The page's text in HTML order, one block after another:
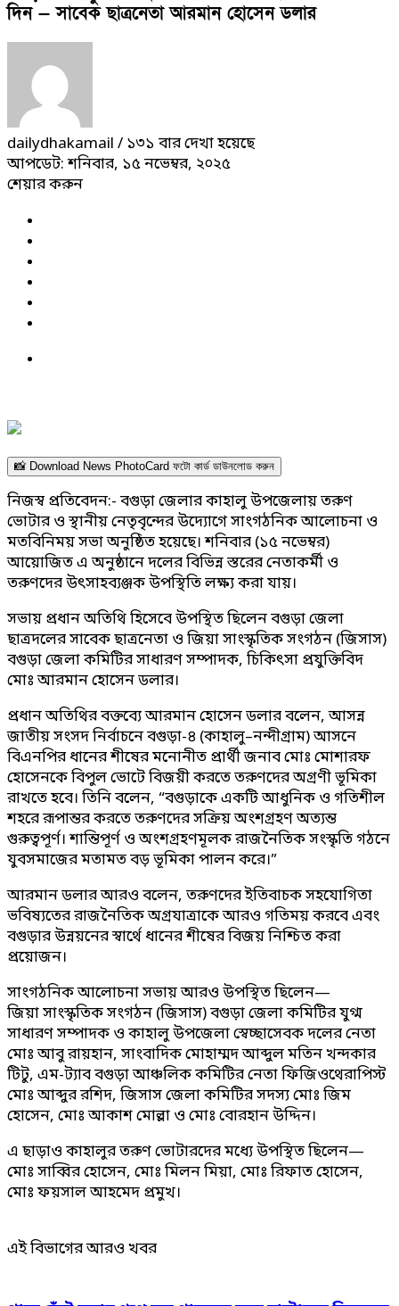
দিন — সাবেক ছাত্রনেতা আরমান হোসেন ডলার
dailydhakamail / ১৩১ বার দেখা হয়েছে
আপডেট: শনিবার, ১৫ নভেম্বর, ২০২৫
শেয়ার করুন
📸 Download News PhotoCard ফটো কার্ড ডাউনলোড করুন
নিজস্ব প্রতিবেদন:- বগুড়া জেলার কাহালু উপজেলায় তরুণ
ভোটার ও স্থানীয় নেতৃবৃন্দের উদ্যোগে সাংগঠনিক আলোচনা ও
মতবিনিময় সভা অনুষ্ঠিত হয়েছে। শনিবার (১৫ নভেম্বর)
আয়োজিত এ অনুষ্ঠানে দলের বিভিন্ন স্তরের নেতাকর্মী ও
তরুণদের উৎসাহব্যঞ্জক উপস্থিতি লক্ষ্য করা যায়।
সভায় প্রধান অতিথি হিসেবে উপস্থিত ছিলেন বগুড়া জেলা
ছাত্রদলের সাবেক ছাত্রনেতা ও জিয়া সাংস্কৃতিক সংগঠন (জিসাস)
বগুড়া জেলা কমিটির সাধারণ সম্পাদক, চিকিৎসা প্রযুক্তিবিদ
মোঃ আরমান হোসেন ডলার।
প্রধান অতিথির বক্তব্যে আরমান হোসেন ডলার বলেন, আসন্ন
জাতীয় সংসদ নির্বাচনে বগুড়া-৪ (কাহালু–নন্দীগ্রাম) আসনে
বিএনপির ধানের শীষের মনোনীত প্রার্থী জনাব মোঃ মোশারফ
হোসেনকে বিপুল ভোটে বিজয়ী করতে তরুণদের অগ্রণী ভূমিকা
রাখতে হবে। তিনি বলেন, “বগুড়াকে একটি আধুনিক ও গতিশীল
শহরে রূপান্তর করতে তরুণদের সক্রিয় অংশগ্রহণ অত্যন্ত
গুরুত্বপূর্ণ। শান্তিপূর্ণ ও অংশগ্রহণমূলক রাজনৈতিক সংস্কৃতি গঠনে
যুবসমাজের মতামত বড় ভূমিকা পালন করে।”
আরমান ডলার আরও বলেন, তরুণদের ইতিবাচক সহযোগিতা
ভবিষ্যতের রাজনৈতিক অগ্রযাত্রাকে আরও গতিময় করবে এবং
বগুড়ার উন্নয়নের স্বার্থে ধানের শীষের বিজয় নিশ্চিত করা
প্রয়োজন।
সাংগঠনিক আলোচনা সভায় আরও উপস্থিত ছিলেন—
জিয়া সাংস্কৃতিক সংগঠন (জিসাস) বগুড়া জেলা কমিটির যুগ্ম
সাধারণ সম্পাদক ও কাহালু উপজেলা স্বেচ্ছাসেবক দলের নেতা
মোঃ আবু রায়হান, সাংবাদিক মোহাম্মদ আব্দুল মতিন খন্দকার
টিটু, এম-ট্যাব বগুড়া আঞ্চলিক কমিটির নেতা ফিজিওথেরাপিস্ট
মোঃ আব্দুর রশিদ, জিসাস জেলা কমিটির সদস্য মোঃ জিম
হোসেন, মোঃ আকাশ মোল্লা ও মোঃ বোরহান উদ্দিন।
এ ছাড়াও কাহালুর তরুণ ভোটারদের মধ্যে উপস্থিত ছিলেন—
মোঃ সাব্বির হোসেন, মোঃ মিলন মিয়া, মোঃ রিফাত হোসেন,
মোঃ ফয়সাল আহমেদ প্রমুখ।
এই বিভাগের আরও খবর